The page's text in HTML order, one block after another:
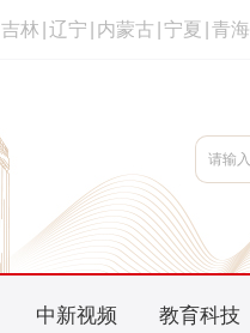
吉林 辽宁 内蒙古 宁夏 青海
中新视频 教育科技